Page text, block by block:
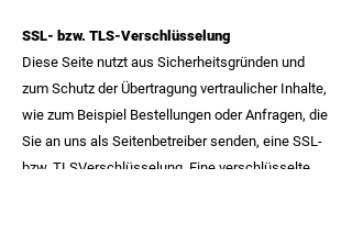
SSL- bzw. TLS-Verschlüsselung
Diese Seite nutzt aus Sicherheitsgründen und
zum Schutz der Übertragung vertraulicher Inhalte,
wie zum Beispiel Bestellungen oder Anfragen, die
Sie an uns als Seitenbetreiber senden, eine SSL-
bzw. TLSVerschlüsselung. Eine verschlüsselte